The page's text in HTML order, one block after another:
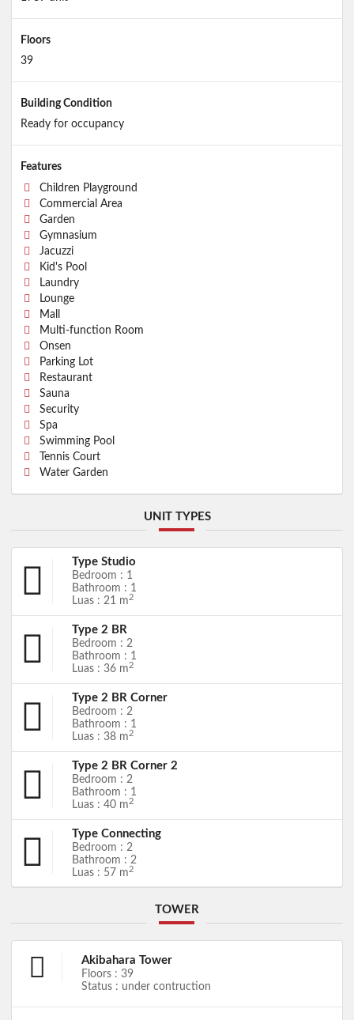
Floors
39
Building Condition
Ready for occupancy
Features
Children Playground
Commercial Area
Garden
Gymnasium
Jacuzzi
Kid's Pool
Laundry
Lounge
Mall
Multi-function Room
Onsen
Parking Lot
Restaurant
Sauna
Security
Spa
Swimming Pool
Tennis Court
Water Garden
UNIT TYPES
Type Studio
Bedroom : 1
Bathroom : 1
Luas : 21 m2
Type 2 BR
Bedroom : 2
Bathroom : 1
Luas : 36 m2
Type 2 BR Corner
Bedroom : 2
Bathroom : 1
Luas : 38 m 2
Type 2 BR Corner 2
Bedroom : 2
Bathroom : 1
Luas : 40 m 2
Type Connecting
Bedroom : 2
Bathroom : 2
Luas : 57 m 2
TOWER
Akibahara Tower
Floors : 39
Status : under contruction